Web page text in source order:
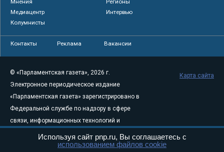
Медиацентр
Интервью
Колумнисты
Контакты Реклама Вакансии
© «Парламентская газета», 2026 г.
Электронное периодическое издание
«Парламентская газета» зарегистрировано в
Федеральной службе по надзору в сфере
связи, информационных технологий и
августа 2011 года. 18+
Карта сайта
Используя сайт pnp.ru, Вы соглашаетесь с
использованием файлов cookie